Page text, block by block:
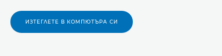
ИЗТЕГЛЕТЕ В КОМПЮТЪРА СИ